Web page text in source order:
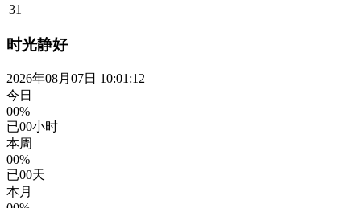
31
时光静好
2026年08月07日 10:01:12
今日
00%
已00小时
本周
00%
已00天
本月